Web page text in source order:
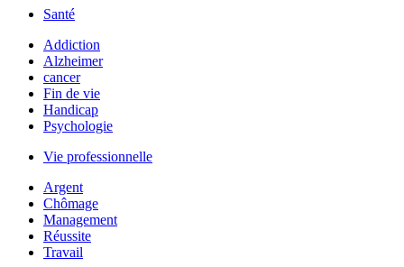
Santé
Addiction
Alzheimer
cancer
Fin de vie
Handicap
Psychologie
Vie professionnelle
Argent
Chômage
Management
Réussite
Travail